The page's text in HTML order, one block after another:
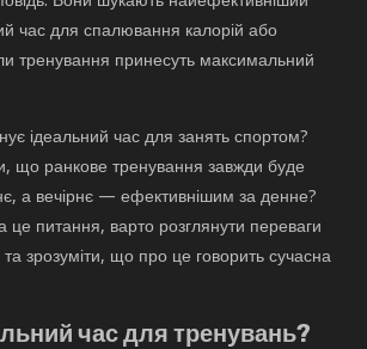
час для спалювання калорій або
тренування принесуть максимальний
ідеальний час для занять спортом?
що ранкове тренування завжди буде
а вечірнє — ефективнішим за денне?
це питання, варто розглянути переваги
та зрозуміти, що про це говорить сучасна
час для тренувань?